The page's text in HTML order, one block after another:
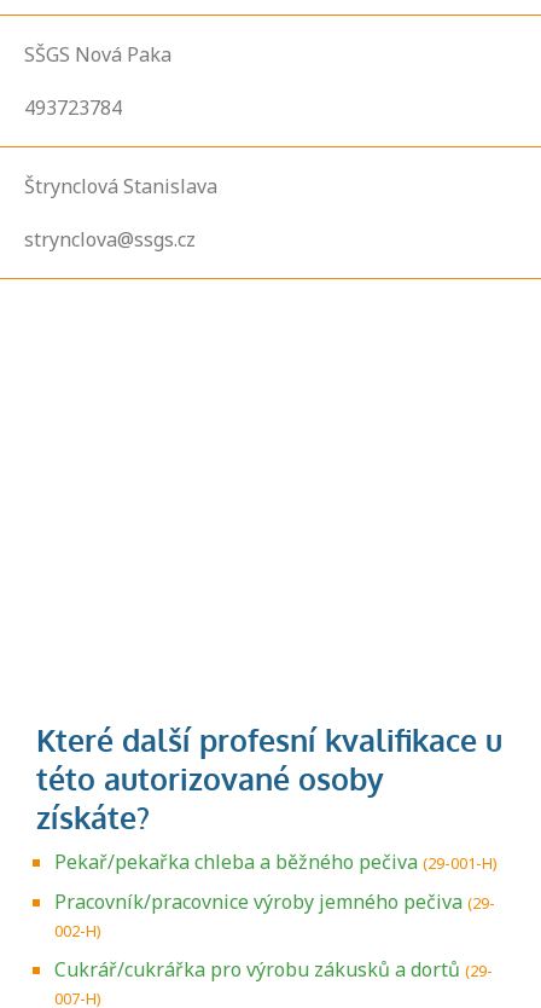
SŠGS Nová Paka
493723784
Štrynclová Stanislava
strynclova@ssgs.cz
Pekař/pekařka chleba a běžného pečiva (29-001-H)
Pracovník/pracovnice výroby jemného pečiva (29-
002-H)
Cukrář/cukrářka pro výrobu zákusků a dortů (29-
007-H)